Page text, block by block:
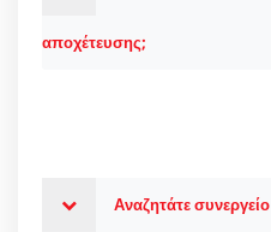
αποχέτευσης;
Αναζητάτε